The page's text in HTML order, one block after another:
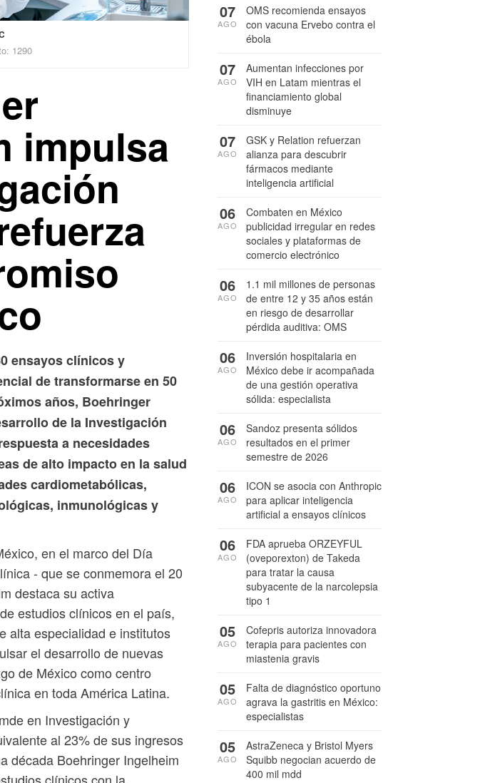
1290
impulsa
ensayos clínicos y
de transformarse en 50
años, Boehringer
de la Investigación
a necesidades
de alto impacto en la salud
cardiometabólicas,
inmunológicas y
en el marco del Día
- que se conmemora el 20
destaca su activa
estudios clínicos en el país,
alta especialidad e institutos
el desarrollo de nuevas
de México como centro
en toda América Latina.
en Investigación y
al 23% de sus ingresos
década Boehringer Ingelheim
OMS recomienda ensayos
con vacuna Ervebo contra el
ébola
07
AGO
Aumentan infecciones por
VIH en Latam mientras el
financiamiento global
disminuye
07
AGO
GSK y Relation refuerzan
alianza para descubrir
fármacos mediante
inteligencia artificial
07
AGO
Combaten en México
publicidad irregular en redes
sociales y plataformas de
comercio electrónico
06
AGO
1.1 mil millones de personas
de entre 12 y 35 años están
en riesgo de desarrollar
pérdida auditiva: OMS
06
AGO
Inversión hospitalaria en
México debe ir acompañada
de una gestión operativa
sólida: especialista
06
AGO
Sandoz presenta sólidos
resultados en el primer
semestre de 2026
06
AGO
ICON se asocia con Anthropic
para aplicar inteligencia
artificial a ensayos clínicos
06
AGO
FDA aprueba ORZEYFUL
(oveporexton) de Takeda
para tratar la causa
subyacente de la narcolepsia
tipo 1
06
AGO
Cofepris autoriza innovadora
terapia para pacientes con
miastenia gravis
05
AGO
Falta de diagnóstico oportuno
agrava la gastritis en México:
especialistas
05
AGO
AstraZeneca y Bristol Myers
Squibb negocian acuerdo de
400 mil mdd
05
AGO